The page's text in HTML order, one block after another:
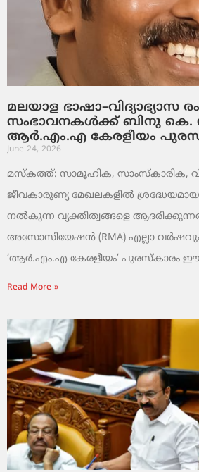
മലയാള ഭാഷാ–വിദ്യാഭ്യാസ
സംഭാവനകൾക്ക് ബിനു കെ.
ആർ.എം.എ കേരളീയം
June 24, 2026
മസ്കത്ത്: സാമൂഹിക, സാംസ്‌കാരിക,
ജീവകാരുണ്യ മേഖലകളിൽ
നൽകുന്ന വ്യക്തിത്വങ്ങളെ
അസോസിയേഷൻ (RMA) എല്ലാ
‘ആർ.എം.എ കേരളീയം’ പുരസ്‌കാരം
Read More »